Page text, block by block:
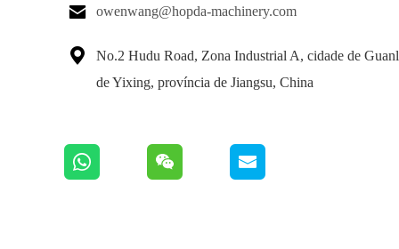
 owenwang@hopda-machinery.com

No.2 Hudu Road, Zona Industrial A, cidade de
de Yixing, província de Jiangsu, China